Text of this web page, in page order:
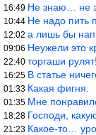
16:49 Не знаю… не
10:44 Не надо пить
12:02 а лишь бы
09:06 Неужели это
22:40 торгаши рулят!
16:25 В статье ничего
01:33 Какая фигня.
01:35 Мне
18:28 Господи, какую
21:23 Какое-то…